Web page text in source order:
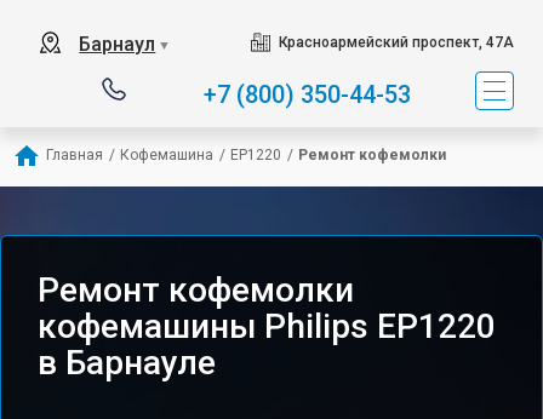
Барнаул ▼ Красноармейский проспект, 47А
+7 (800) 350-44-53
Главная / Кофемашина / EP1220 / Ремонт кофемолки
Ремонт кофемолки
кофемашины Philips EP1220
в Барнауле